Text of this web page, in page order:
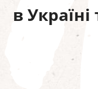
в Україні